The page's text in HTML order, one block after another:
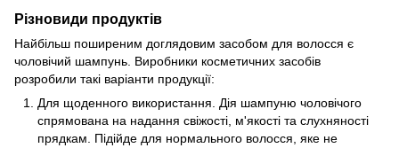
Різновиди продуктів
Найбільш поширеним доглядовим засобом для волосся є
чоловічий шампунь. Виробники косметичних засобів
розробили такі варіанти продукції:
Для щоденного використання. Дія шампуню чоловічого
спрямована на надання свіжості, м'якості та слухняності
прядкам. Підійде для нормального волосся, яке не